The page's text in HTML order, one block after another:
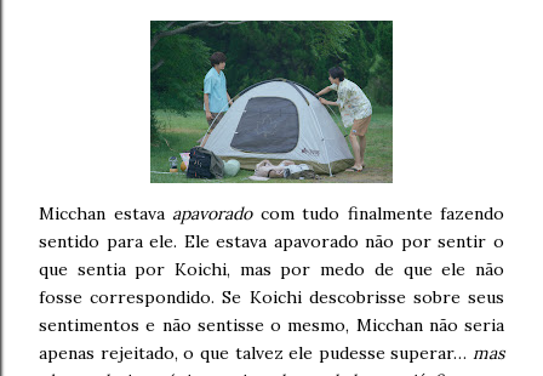
Micchan estava apavoradocom tudo finalmente fazendo
sentido para ele. Ele estava apavorado não por sentir o
que sentia por Koichi, mas por medo de que ele não
fosse correspondido. Se Koichi descobrisse sobre seus
sentimentos e não sentisse o mesmo, Micchan não seria
apenas rejeitado, o que talvez ele pudesse superar… mas